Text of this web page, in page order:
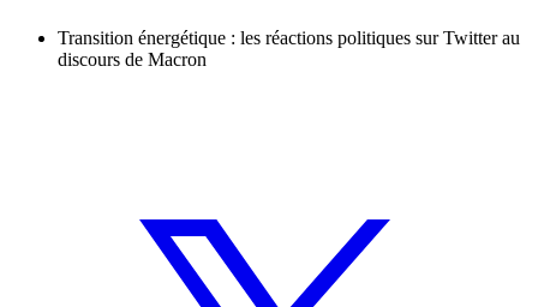
Transition énergétique : les réactions politiques sur Twitter au
discours de Macron